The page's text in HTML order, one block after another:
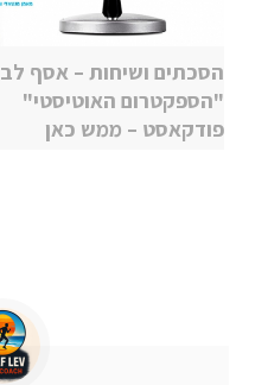
הסכתים ושיחות – אסף לב
"הספקטרום האוטיסטי"
פודקאסט – ממש כאן